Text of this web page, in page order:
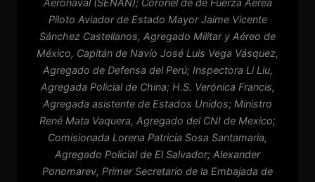
Piloto Aviador de Estado Mayor Jaime Vicente
Sánchez Castellanos, Agregado Militar y Aéreo de
México, Capitán de Navío José Luis Vega Vásquez,
Agregado de Defensa del Perú; Inspectora Li Liu,
Agregada Policial de China; H.S. Verónica Francis,
Agregada asistente de Estados Unidos; Ministro
René Mata Vaquera, Agregado del CNI de Mexico;
Comisionada Lorena Patricia Sosa Santamaria,
Agregado Policial de El Salvador; Alexander
Ponomarev, Primer Secretario de la Embajada de